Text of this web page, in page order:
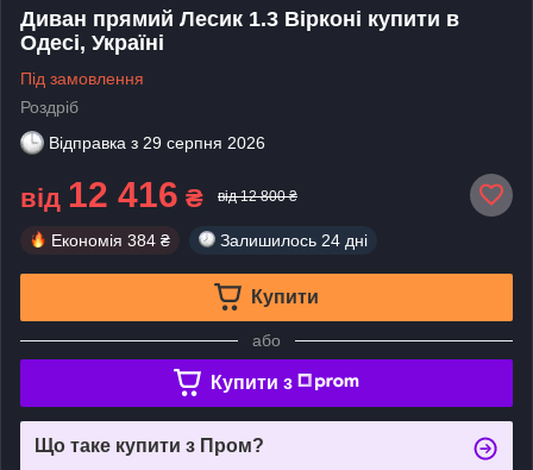
Диван прямий Лесик 1.3 Вірконі купити в
Одесі, Україні
Під замовлення
Роздріб
Відправка з 29 серпня 2026
від 12 416 ₴ від 12 800 ₴
Економія 384 ₴ Залишилось 24 дні
Купити
або
Купити з
Що таке купити з Пром?